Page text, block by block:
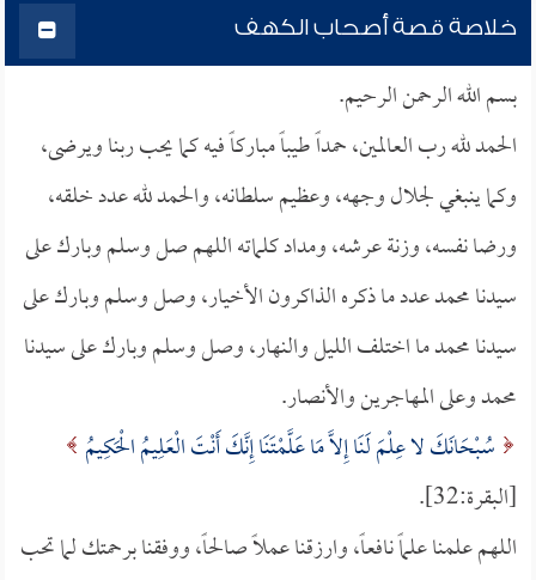
خلاصة قصة أصحاب الكهف
بسم الله الرحمن الرحيم.
الحمد لله رب العالمين، حمداً طيباً مباركاً فيه كما يحب ربنا ويرضى،
وكما ينبغي لجلال وجهه، وعظيم سلطانه، والحمد لله عدد خلقه،
ورضا نفسه، وزنة عرشه، ومداد كلماته اللهم صل وسلم وبارك على
سيدنا محمد عدد ما ذكره الذاكرون الأخيار، وصل وسلم وبارك على
سيدنا محمد ما اختلف الليل والنهار، وصل وسلم وبارك على سيدنا
محمد وعلى المهاجرين والأنصار.
سُبْحَانَكَ لا عِلْمَ لَنَا إِلاَّ مَا عَلَّمْتَنَا إِنَّكَ أَنْتَ الْعَلِيمُ الْحَكِيمُ
[البقرة:32].
اللهم علمنا علماً نافعاً، وارزقنا عملاً صالحاً، ووفقنا برحمتك لما تحب